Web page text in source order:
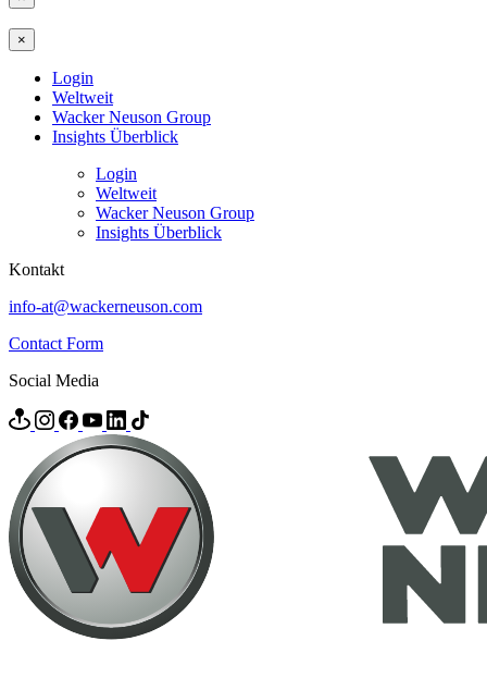
×
Login
Weltweit
Wacker Neuson Group
Insights Überblick
Login
Weltweit
Wacker Neuson Group
Insights Überblick
Kontakt
info-at@wackerneuson.com
Contact Form
Social Media